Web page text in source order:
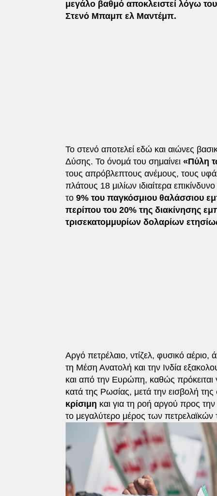
μεγάλο βαθμό αποκλειστεί λόγω
Στενό Μπαμπ ελ Μαντέμπ.
Το στενό αποτελεί εδώ και αιώνες
Δύσης. Το όνομά του σημαίνει «Πύλη
τους απρόβλεπτους ανέμους, τους
πλάτους 18 μιλίων ιδιαίτερα
το 9% του παγκόσμιου θαλάσσιου
περίπου του 20% της διακίνησης
τρισεκατομμυρίων δολαρίων
Αργό πετρέλαιο, ντίζελ, φυσικό
τη Μέση Ανατολή και την Ινδία
και από την Ευρώπη, καθώς πρόκειται
κατά της Ρωσίας, μετά την εισβολή
κρίσιμη και για τη ροή αργού προς
το μεγαλύτερο μέρος των